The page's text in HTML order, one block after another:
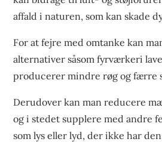
affald i naturen, som kan skade
For at fejre med omtanke kan
alternativer såsom fyrværkeri
producerer mindre røg og færre
Derudover kan man reducere
og i stedet supplere med andre
som lys eller lyd, der ikke har den